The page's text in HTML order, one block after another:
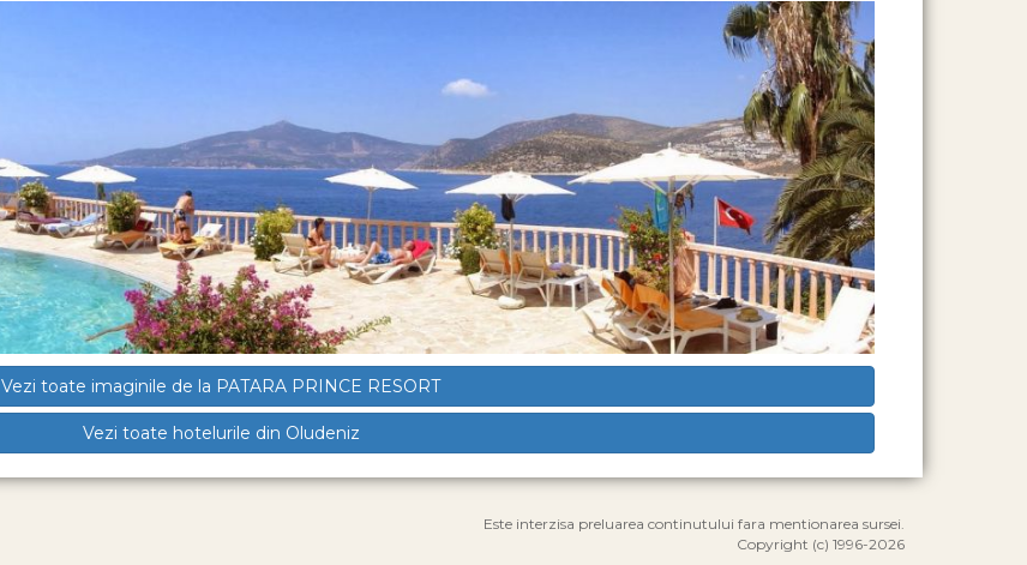
Vezi toate imaginile de la PATARA PRINCE RESORT
Vezi toate hotelurile din Oludeniz
Este interzisa preluarea continutului fara mentionarea sursei.
Copyright (c) 1996-2026